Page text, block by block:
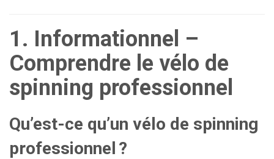
1. Informationnel –
Comprendre le vélo de
spinning professionnel
Qu’est-ce qu’un vélo de spinning
professionnel ?